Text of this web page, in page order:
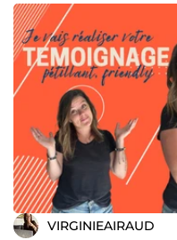
VIRGINIEAIRAUD